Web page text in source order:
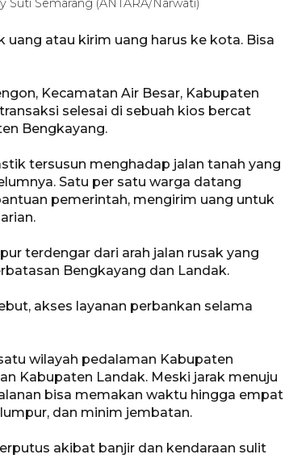
Semarang (ANTARA/Narwati)
uang atau kirim uang harus ke kota. Bisa
Kecamatan Air Besar, Kabupaten
selesai di sebuah kios bercat
Bengkayang.
tersusun menghadap jalan tanah yang
Satu per satu warga datang
pemerintah, mengirim uang untuk
terdengar dari arah jalan rusak yang
Bengkayang dan Landak.
akses layanan perbankan selama
wilayah pedalaman Kabupaten
Kabupaten Landak. Meski jarak menuju
bisa memakan waktu hingga empat
dan minim jembatan.
akibat banjir dan kendaraan sulit